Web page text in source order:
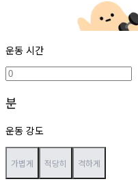
운동 시간
분
운동 강도
가볍게 적당히 격하게